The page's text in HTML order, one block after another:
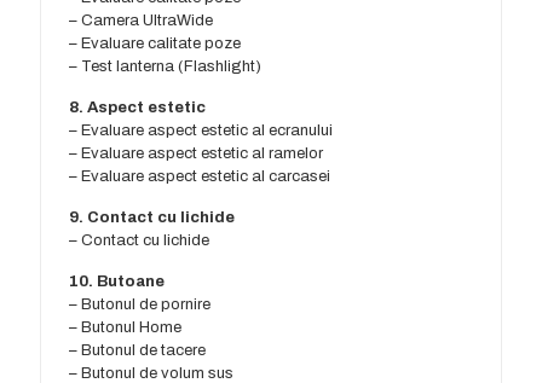
– Camera UltraWide
– Evaluare calitate poze
– Test lanterna (Flashlight)
8. Aspect estetic
– Evaluare aspect estetic al ecranului
– Evaluare aspect estetic al ramelor
– Evaluare aspect estetic al carcasei
9. Contact cu lichide
– Contact cu lichide
10. Butoane
– Butonul de pornire
– Butonul Home
– Butonul de tacere
– Butonul de volum sus